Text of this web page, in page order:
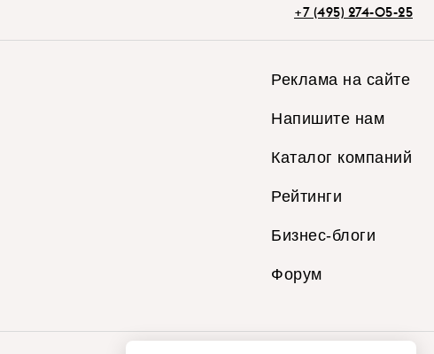
+7 (495) 274-05-25
Реклама на сайте
Напишите нам
Каталог компаний
Рейтинги
Бизнес-блоги
Форум